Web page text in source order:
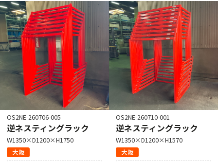
OS2NE-260706-005
逆ネスティングラック
W1350×D1200×H1750
大阪
OS2NE-260710-001
逆ネスティングラック
W1350×D1200×H1570
大阪